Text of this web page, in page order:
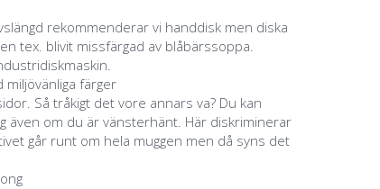
rekommenderar vi handdisk men diska
tex. blivit missfärgad av blåbärssoppa.
miljövänliga färger
Så tråkigt det vore annars va? Du kan
även om du är vänsterhänt. Här diskriminerar
går runt om hela muggen men då syns det